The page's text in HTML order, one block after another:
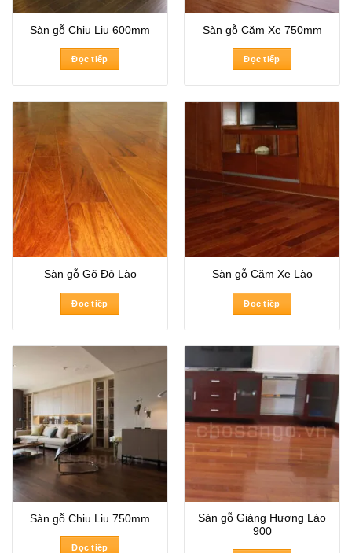
Sàn gỗ Chiu Liu 600mm
Đọc tiếp
Sàn gỗ Căm Xe 750mm
Đọc tiếp
Sàn gỗ Gõ Đỏ Lào
Đọc tiếp
Sàn gỗ Căm Xe Lào
Đọc tiếp
Sàn gỗ Chiu Liu 750mm
Đọc tiếp
Sàn gỗ Giáng Hương Lào
900